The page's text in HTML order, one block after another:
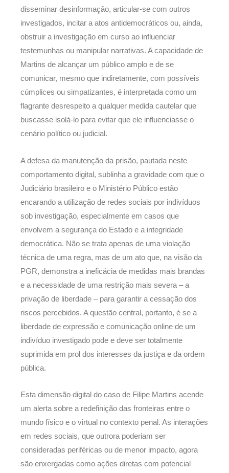
disseminar desinformação, articular-se com outros
investigados, incitar a atos antidemocráticos ou, ainda,
obstruir a investigação em curso ao influenciar
testemunhas ou manipular narrativas. A capacidade de
Martins de alcançar um público amplo e de se
comunicar, mesmo que indiretamente, com possíveis
cúmplices ou simpatizantes, é interpretada como um
flagrante desrespeito a qualquer medida cautelar que
buscasse isolá-lo para evitar que ele influenciasse o
cenário político ou judicial.
A defesa da manutenção da prisão, pautada neste
comportamento digital, sublinha a gravidade com que o
Judiciário brasileiro e o Ministério Público estão
encarando a utilização de redes sociais por indivíduos
sob investigação, especialmente em casos que
envolvem a segurança do Estado e a integridade
democrática. Não se trata apenas de uma violação
técnica de uma regra, mas de um ato que, na visão da
PGR, demonstra a ineficácia de medidas mais brandas
e a necessidade de uma restrição mais severa – a
privação de liberdade – para garantir a cessação dos
riscos percebidos. A questão central, portanto, é se a
liberdade de expressão e comunicação online de um
indivíduo investigado pode e deve ser totalmente
suprimida em prol dos interesses da justiça e da ordem
pública.
Esta dimensão digital do caso de Filipe Martins acende
um alerta sobre a redefinição das fronteiras entre o
mundo físico e o virtual no contexto penal. As interações
em redes sociais, que outrora poderiam ser
consideradas periféricas ou de menor impacto, agora
são enxergadas como ações diretas com potencial